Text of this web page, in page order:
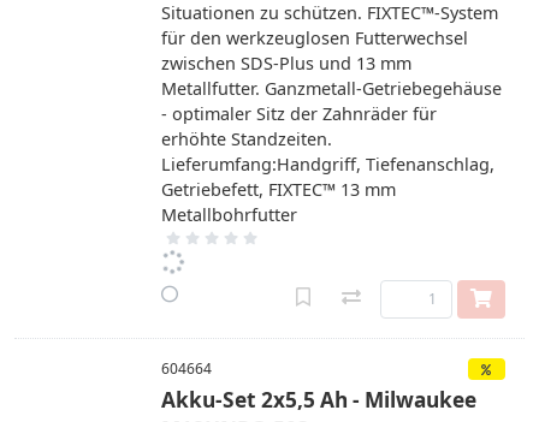
Situationen zu schützen. FIXTEC™-System
für den werkzeuglosen Futterwechsel
zwischen SDS-Plus und 13 mm
Metallfutter. Ganzmetall-Getriebegehäuse
- optimaler Sitz der Zahnräder für
erhöhte Standzeiten.
Lieferumfang:Handgriff, Tiefenanschlag,
Getriebefett, FIXTEC™ 13 mm
Metallbohrfutter
604664
Akku-Set 2x5,5 Ah - Milwaukee